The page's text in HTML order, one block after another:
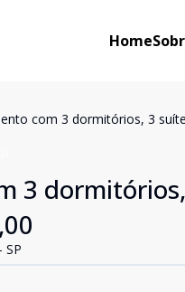
Home
com 3 dormitórios, 3
3
SP